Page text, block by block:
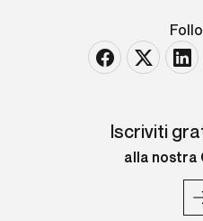
Iscriviti
alla nostra